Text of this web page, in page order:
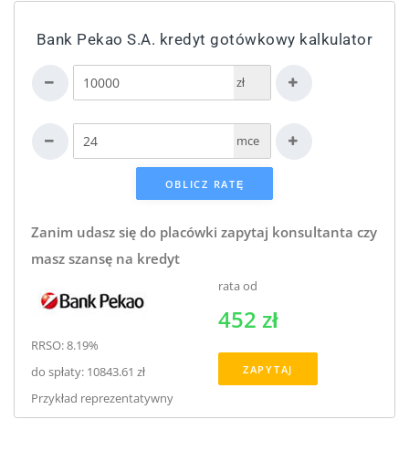
Bank Pekao S.A. kredyt gotówkowy kalkulator
zł
mce
Zanim udasz się do placówki zapytaj konsultanta czy
masz szansę na kredyt
RRSO: 8.19%
do spłaty: 10843.61 zł
Przykład reprezentatywny
rata od
452 zł
ZAPYTAJ